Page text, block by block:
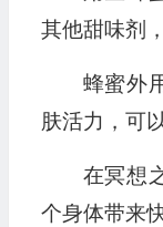
其他甜味剂
蜂蜜外
肤活力，可
在冥想
个身体带来